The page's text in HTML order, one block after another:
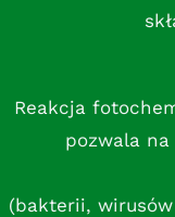
Reakcja
pozwala
(bakterii,